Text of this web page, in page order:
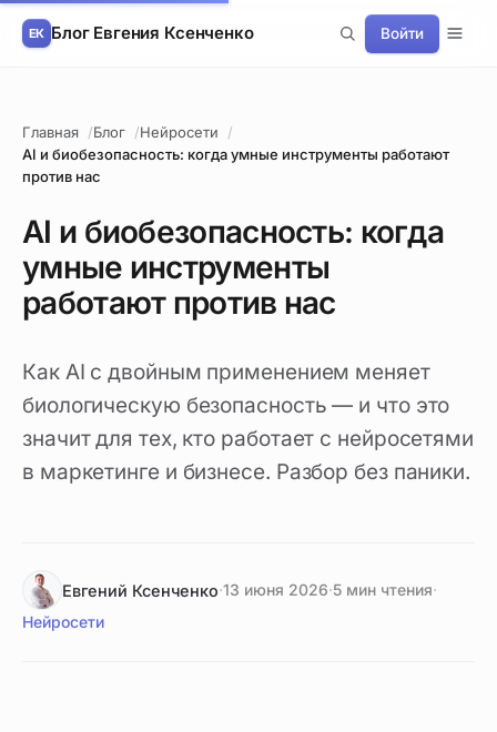
Блог Евгения Ксенченко Войти
Главная Блог
Нейросети
AI и биобезопасность: когда умные инструменты работают
против нас
AI и биобезопасность: когда
умные инструменты
работают против нас
Как AI с двойным применением меняет
биологическую безопасность — и что это
значит для тех, кто работает с нейросетями
в маркетинге и бизнесе. Разбор без паники.
Евгений Ксенченко·13 июня 2026·5 мин чтения·
Нейросети